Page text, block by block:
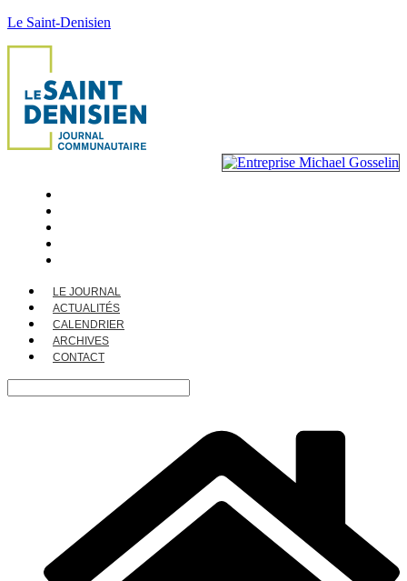
Le Saint-Denisien
LE JOURNAL
ACTUALITÉS
CALENDRIER
ARCHIVES
CONTACT